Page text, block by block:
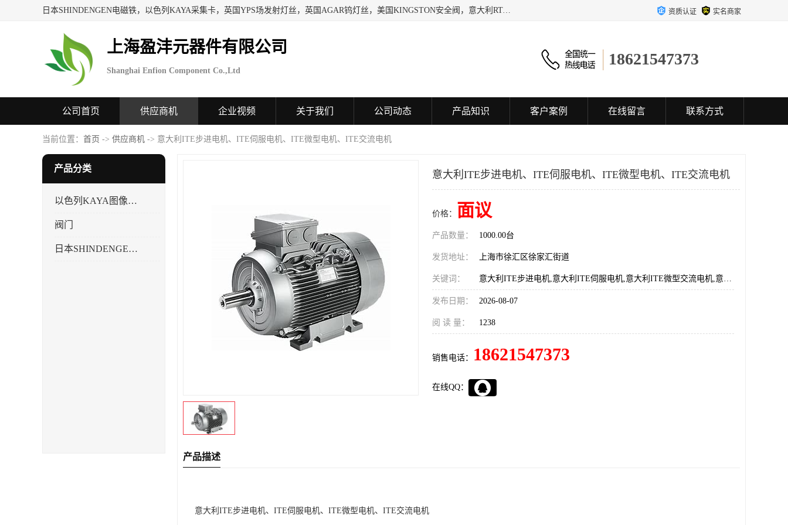
日本SHINDENGEN电磁铁，以色列KAYA采集卡，英国YPS场发射灯丝，英国AGAR钨灯丝，美国KINGSTON安全阀，意大利RTA驱动器，美国MOTT过滤器，美国GENIE过滤器，日本精线NIPPON SEISEN过滤器，法国SAPPEL水表, 德国Thyracont传感器，英国SONTAY压差传感器 美国MPC擦锡布 TB-300-MPC, 德国Matesy磁光分析仪 资质认证 实名商家
上海盈沣元器件有限公司
Shanghai Enfion Component Co.,Ltd
18621547373
公司首页 供应商机 企业视频 关于我们 公司动态 产品知识 客户案例 在线留言 联系方式
当前位置： 首页 -> 供应商机 -> 意大利ITE步进电机、ITE伺服电机、ITE微型电机、ITE交流电机
产品分类
以色列KAYA图像采集卡，数据采集卡
阀门
日本SHINDENGEN电磁铁
意大利ITE步进电机、ITE伺服电机、ITE微型电机、ITE交流电机
价格： 面议
产品数量： 1000.00台
发货地址： 上海市徐汇区徐家汇街道
关键词： 意大利ITE步进电机,意大利ITE伺服电机,意大利ITE微型交流电机,意大利ITE微型电机,意大利ITE交流电机
发布日期： 2026-08-07
阅 读 量： 1238
销售电话： 18621547373
在线QQ：
产品描述
意大利ITE步进电机、ITE伺服电机、ITE微型电机、ITE交流电机